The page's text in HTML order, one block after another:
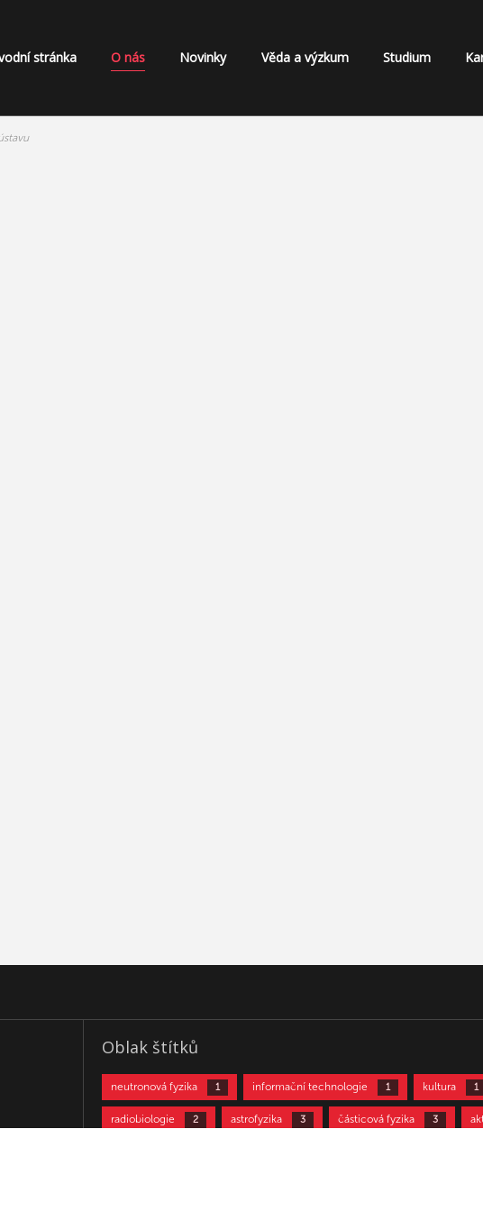
stránka O nás Novinky Věda a výzkum Studium
Oblak štítků
neutronová fyzika 1 informační technologie 1 kultura 1
radiobiologie 2 astrofyzika 3 částicová fyzika 3